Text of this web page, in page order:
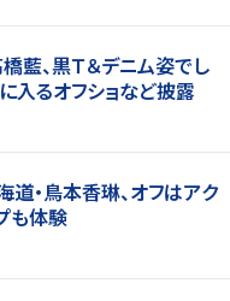
橋藍、黒Ｔ＆デニム姿でし
入るオフショなど披露
道・鳥本香琳、オフはアク
も体験